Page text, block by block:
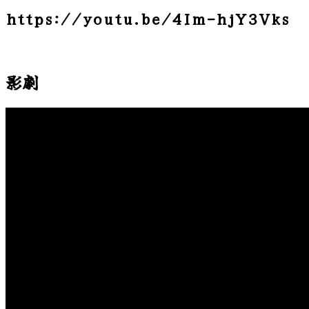
https://youtu.be/4Im-hjY3Vks
影劇